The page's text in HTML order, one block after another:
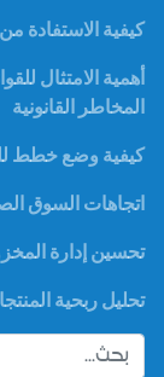
كيفية الاستفادة
أهمية الامتثال
المخاطر القانونية
كيفية وضع خطط
اتجاهات السوق
تحسين إدارة
تحليل ربحية